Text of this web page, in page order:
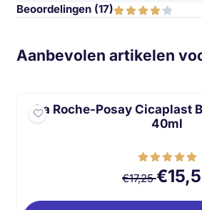
Beoordelingen (17)
Aanbevolen artikelen
La Roche-Posay Cicaplast
40ml
Van
€17,25